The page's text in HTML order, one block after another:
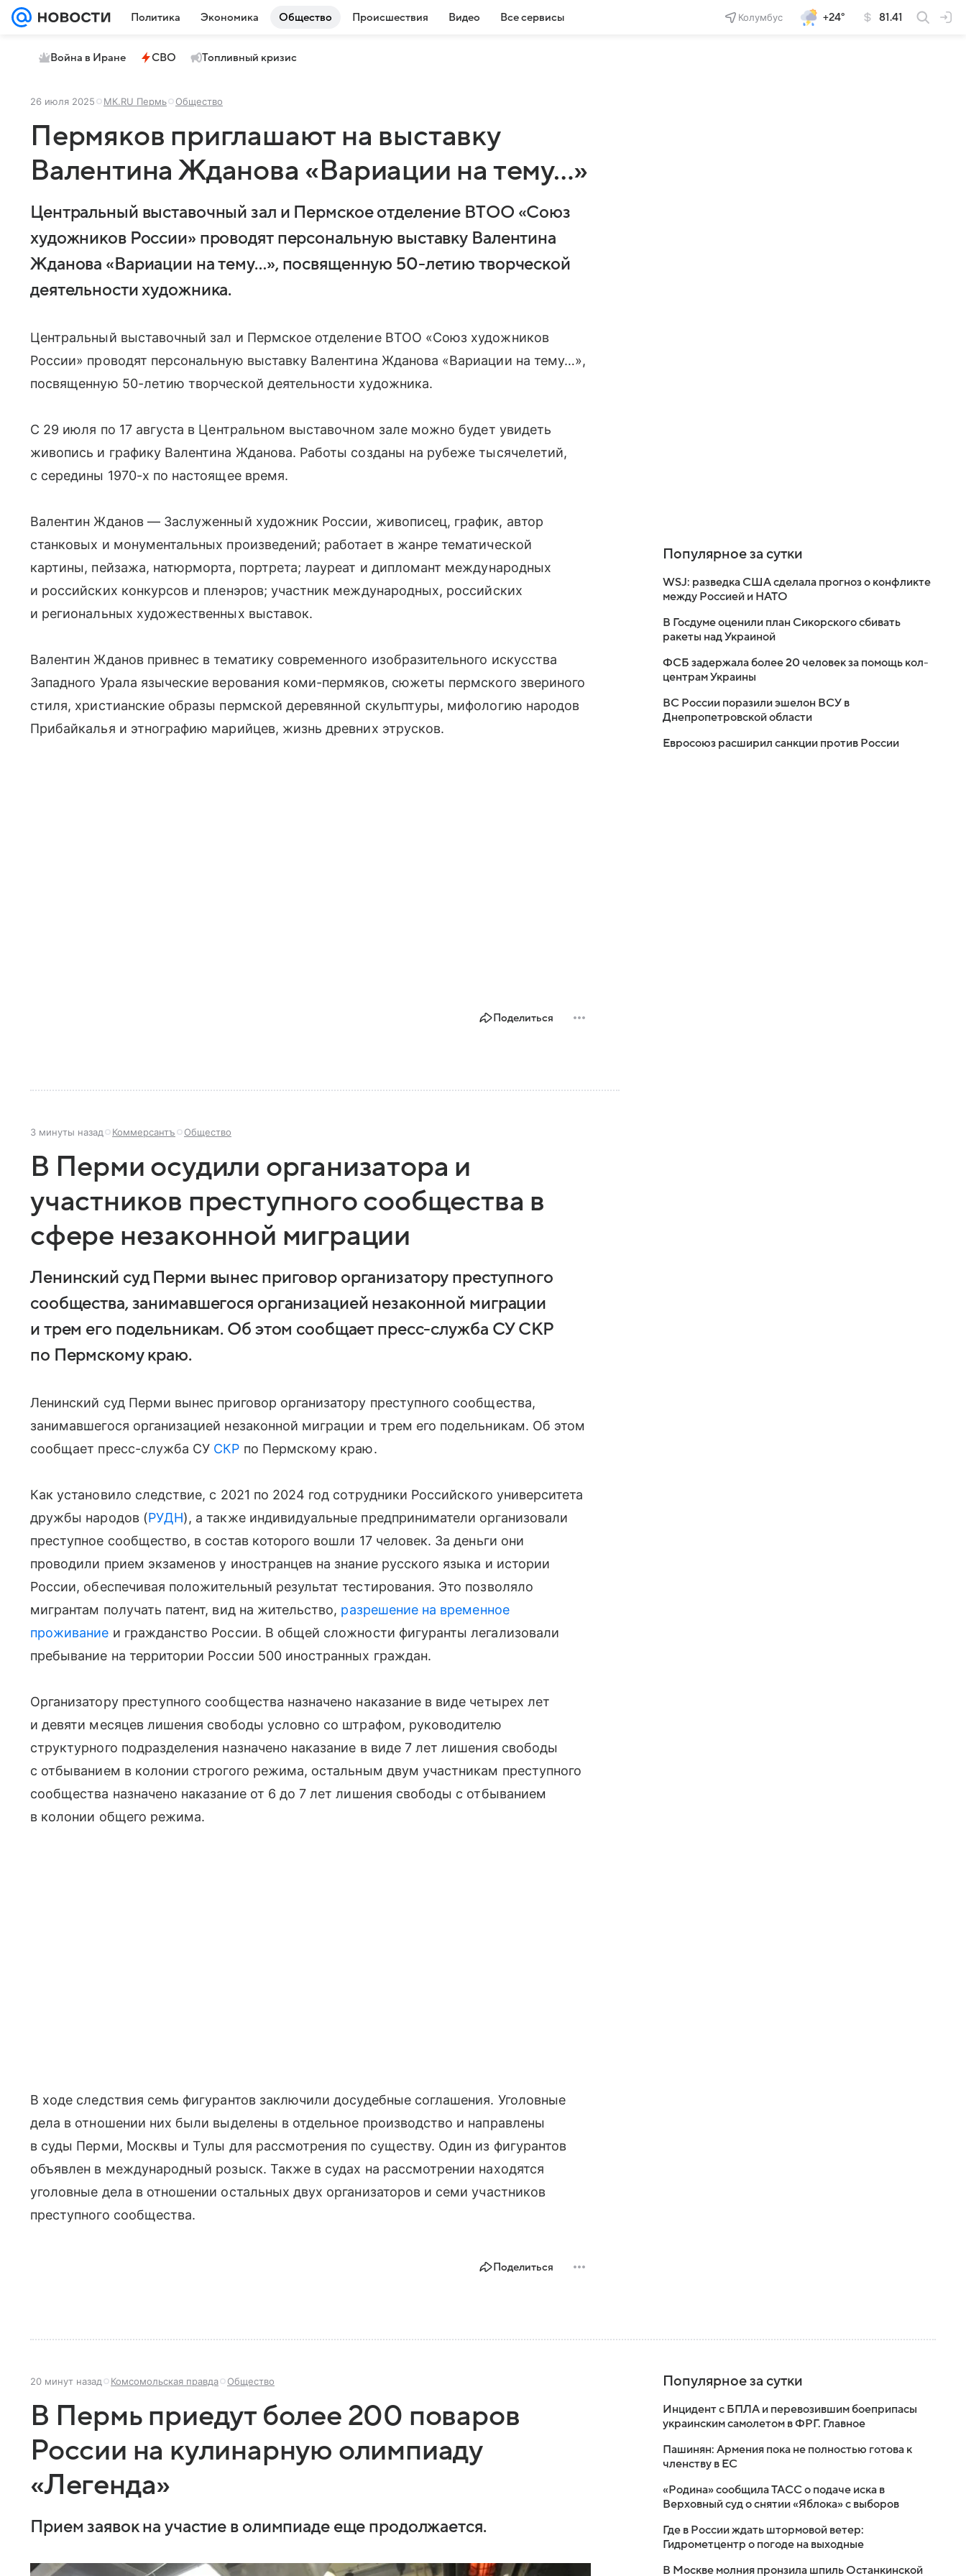
Политика Экономика Общество Происшествия Видео Все сервисы Колумбус +24° 81.41
Война в Иране СВО Топливный кризис
26 июля 2025 МК.RU Пермь Общество
Пермяков приглашают на выставку
Валентина Жданова «Вариации на тему…»
Центральный выставочный зал и Пермское отделение ВТОО «Союз
художников России» проводят персональную выставку Валентина
Жданова «Вариации на тему…», посвященную 50-летию творческой
деятельности художника.
Центральный выставочный зал и Пермское отделение ВТОО «Союз художников
России» проводят персональную выставку Валентина Жданова «Вариации на тему…»,
посвященную 50-летию творческой деятельности художника.
С 29 июля по 17 августа в Центральном выставочном зале можно будет увидеть
живопись и графику Валентина Жданова. Работы созданы на рубеже тысячелетий,
с середины 1970-х по настоящее время.
Валентин Жданов — Заслуженный художник России, живописец, график, автор
станковых и монументальных произведений; работает в жанре тематической
картины, пейзажа, натюрморта, портрета; лауреат и дипломант международных
и российских конкурсов и пленэров; участник международных, российских
и региональных художественных выставок.
Валентин Жданов привнес в тематику современного изобразительного искусства
Западного Урала языческие верования коми-пермяков, сюжеты пермского звериного
стиля, христианские образы пермской деревянной скульптуры, мифологию народов
Прибайкалья и этнографию марийцев, жизнь древних этрусков.
Поделиться
3 минуты назад Коммерсантъ Общество
В Перми осудили организатора и
участников преступного сообщества в
сфере незаконной миграции
Ленинский суд Перми вынес приговор организатору преступного
сообщества, занимавшегося организацией незаконной миграции
и трем его подельникам. Об этом сообщает пресс-служба СУ СКР
по Пермскому краю.
Ленинский суд Перми вынес приговор организатору преступного сообщества,
занимавшегося организацией незаконной миграции и трем его подельникам. Об этом
сообщает пресс-служба СУ СКР по Пермскому краю.
Как установило следствие, с 2021 по 2024 год сотрудники Российского университета
дружбы народов (РУДН), а также индивидуальные предприниматели организовали
преступное сообщество, в состав которого вошли 17 человек. За деньги они
проводили прием экзаменов у иностранцев на знание русского языка и истории
России, обеспечивая положительный результат тестирования. Это позволяло
мигрантам получать патент, вид на жительство, разрешение на временное
проживание и гражданство России. В общей сложности фигуранты легализовали
пребывание на территории России 500 иностранных граждан.
Организатору преступного сообщества назначено наказание в виде четырех лет
и девяти месяцев лишения свободы условно со штрафом, руководителю
структурного подразделения назначено наказание в виде 7 лет лишения свободы
с отбыванием в колонии строгого режима, остальным двум участникам преступного
сообщества назначено наказание от 6 до 7 лет лишения свободы с отбыванием
в колонии общего режима.
В ходе следствия семь фигурантов заключили досудебные соглашения. Уголовные
дела в отношении них были выделены в отдельное производство и направлены
в суды Перми, Москвы и Тулы для рассмотрения по существу. Один из фигурантов
объявлен в международный розыск. Также в судах на рассмотрении находятся
уголовные дела в отношении остальных двух организаторов и семи участников
преступного сообщества.
Поделиться
Популярное за сутки
WSJ: разведка США сделала прогноз о конфликте
между Россией и НАТО
В Госдуме оценили план Сикорского сбивать
ракеты над Украиной
ФСБ задержала более 20 человек за помощь кол-
центрам Украины
ВС России поразили эшелон ВСУ в
Днепропетровской области
Евросоюз расширил санкции против России
20 минут назад Комсомольская правда Общество
В Пермь приедут более 200 поваров
России на кулинарную олимпиаду
«Легенда»
Прием заявок на участие в олимпиаде еще продолжается.
Популярное за сутки
Инцидент с БПЛА и перевозившим боеприпасы
украинским самолетом в ФРГ. Главное
Пашинян: Армения пока не полностью готова к
членству в ЕС
«Родина» сообщила ТАСС о подаче иска в
Верховный суд о снятии «Яблока» с выборов
Где в России ждать штормовой ветер:
Гидрометцентр о погоде на выходные
В Москве молния пронзила шпиль Останкинской